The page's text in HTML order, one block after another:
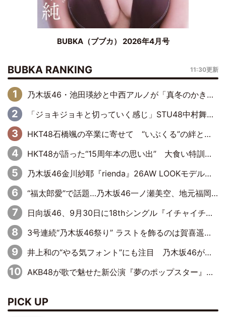
BUBKA（ブブカ） 2026年4月号
BUBKA RANKING 11:30更新
乃木坂46・池田瑛紗と中西アルノが「真冬のかき氷」騒動で火花散らす！ 因縁の裏にあるのは、逆境をともに“凌”ぐ似た者同士の絆
「ジョキジョキと切っていく感じ」STU48中村舞、新しい挑戦は自らの手で
HKT48石橋颯の卒業に寄せて “いぶくる”の絆と後輩・龍頭綺音の決意
HKT48が語った“15周年本の思い出” 大食い特訓・守護霊企画・制服グラビア…盛りだくさんの裏話
乃木坂46金川紗耶『rienda』26AW LOOKモデルに就任
“福太郎愛”で話題…乃木坂46一ノ瀬美空、地元福岡『めんべい25周年トップサポーター』に就任
日向坂46、9月30日に18thシングル『イチャイチャ虫』の発売決定！ フォーメーションは『日向坂で会いましょう』にて発表
3号連続“乃木坂46祭り” ラストを飾るのは賀喜遥香…5年ぶりの登場に「5年分大人になった私を見ていただけたら」
井上和の“やる気フォント”にも注目 乃木坂46が挑んだ書道パフォーマンスの舞台裏
AKB48が歌で魅せた新公演『夢のポップスター』 初日から全身全霊のステージ
PICK UP